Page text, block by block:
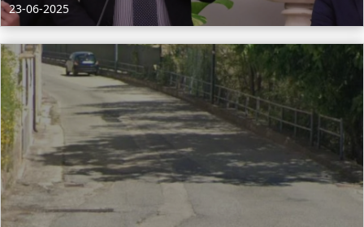
23-06-2025